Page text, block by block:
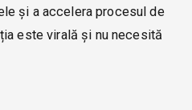
și a accelera procesul de
este virală și nu necesită